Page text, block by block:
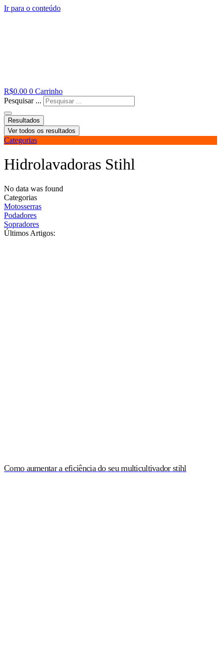
Ir para o conteúdo
R$0.00 0 Carrinho
Pesquisar ...
Resultados
Ver todos os resultados
Categorias
Hidrolavadoras Stihl
No data was found
Categorias
Motosserras
Podadores
Sopradores
Últimos Artigos:
Como aumentar a eficiência do seu multicultivador stihl